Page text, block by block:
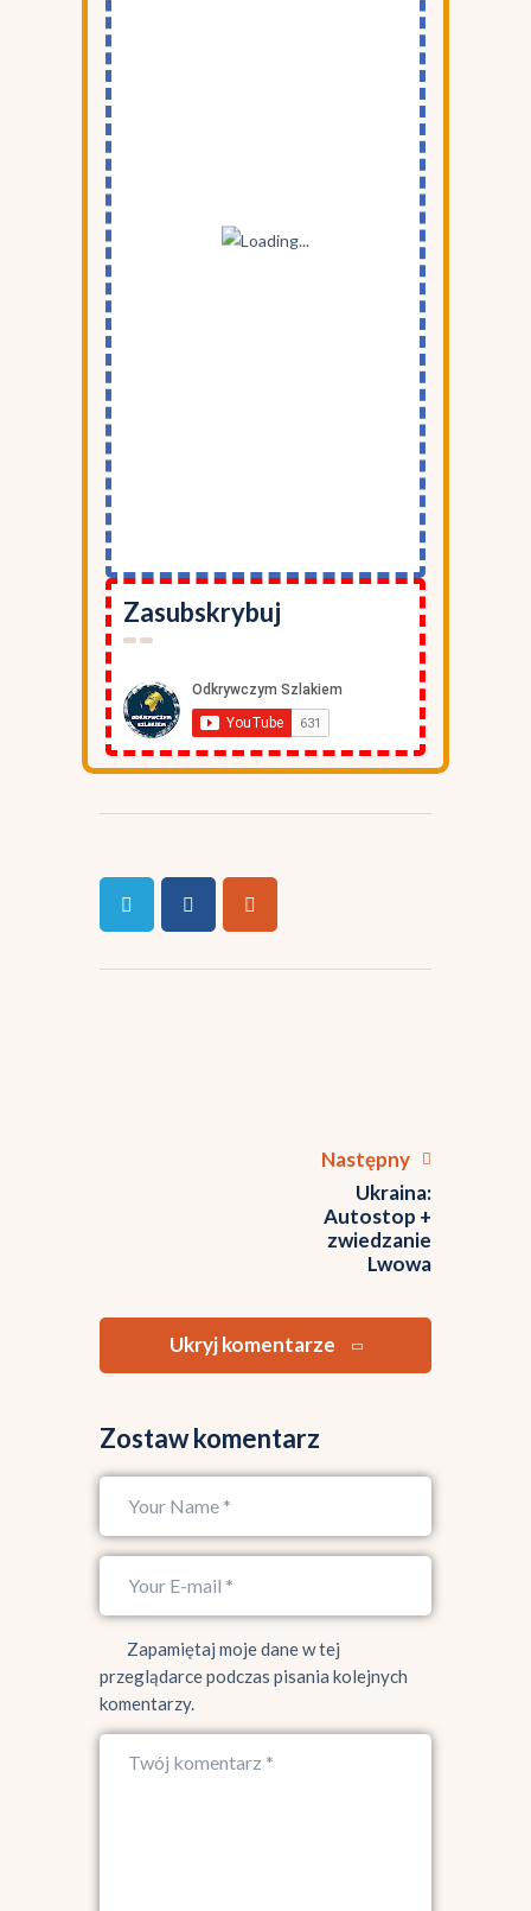
Zasubskrybuj
Następny
Ukraina:
Autostop +
zwiedzanie
Lwowa
Ukryj komentarze
Zostaw komentarz
Zapamiętaj moje dane w tej
przeglądarce podczas pisania kolejnych
komentarzy.